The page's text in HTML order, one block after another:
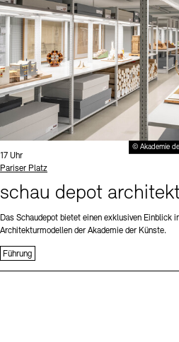
© Akademie
Uhrzeit:
17 Uhr
Standort
Pariser Platz
schau depot
Das Schaudepot bietet einen exklusiven Einblick
Architekturmodellen der Akademie der Künste.
Führung